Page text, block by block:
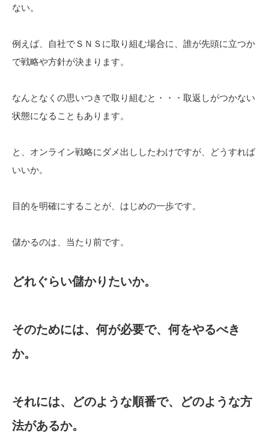
ない。
例えば、自社でＳＮＳに取り組む場合に、誰が先頭に立つか
で戦略や方針が決まります。
なんとなくの思いつきで取り組むと・・・取返しがつかない
状態になることもあります。
と、オンライン戦略にダメ出ししたわけですが、どうすれば
いいか。
目的を明確にすることが、はじめの一歩です。
儲かるのは、当たり前です。
どれぐらい儲かりたいか。
そのためには、何が必要で、何をやるべき
か。
それには、どのような順番で、どのような方
法があるか。